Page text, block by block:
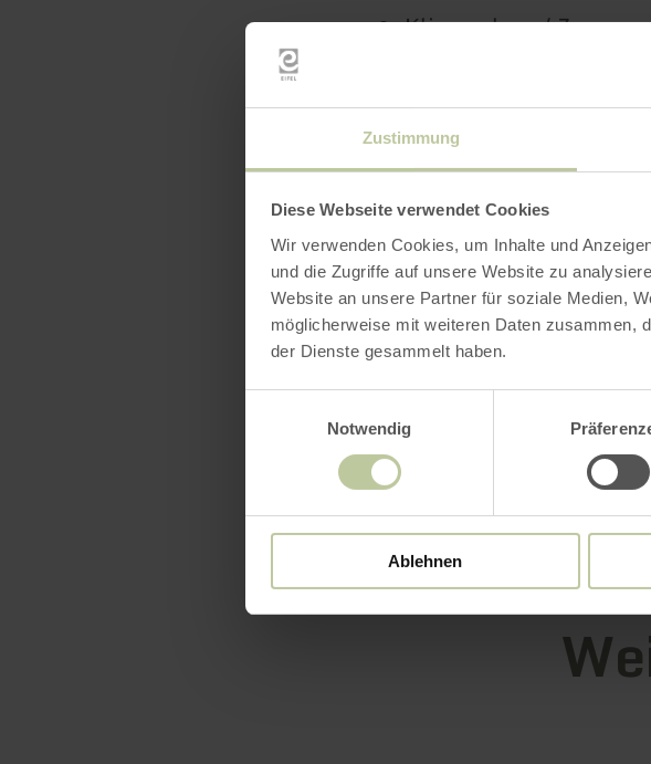
Zustimmung
Diese Webseite verwendet Cookies
Wir verwenden Cookies, um Inhalte und
und die Zugriffe auf unsere Website zu
Website an unsere Partner für soziale Medien,
möglicherweise mit weiteren Daten zusammen,
der Dienste gesammelt haben.
Notwendig
Ablehnen
Klimaanlage /
Weitere
1 KFZ-Stellplatz je
möglich)
Ladestation für
Verbrauch)
Der Vermieter stellt noch
www.ferienwohnungen-
mehr erfahren